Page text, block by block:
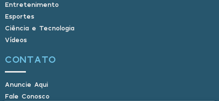
Entretenimento
Esportes
Ciência e Tecnologia
Vídeos
CONTATO
Anuncie Aqui
Fale Conosco